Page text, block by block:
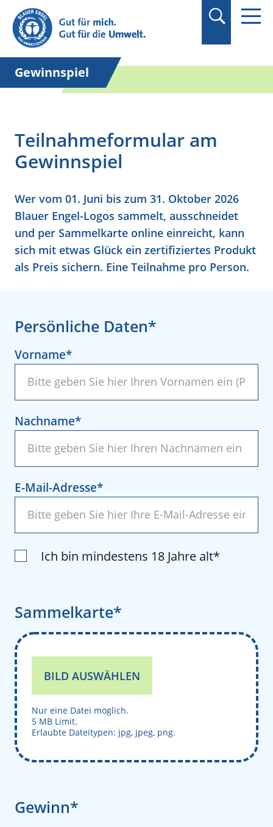
Suchbegriff in
Anführungszeichen
setzen.
Gewinnspiel
Teilnahmeformular am
Gewinnspiel
Wer vom 01. Juni bis zum 31. Oktober 2026
Blauer Engel-Logos sammelt, ausschneidet
und per Sammelkarte online einreicht, kann
sich mit etwas Glück ein zertifiziertes Produkt
als Preis sichern. Eine Teilnahme pro Person.
Persönliche Daten
Vorname
Nachname
E-Mail-Adresse
Ich bin mindestens 18 Jahre alt
Sammelkarte
BILD AUSWÄHLEN
Nur eine Datei möglich.
5 MB Limit.
Erlaubte Dateitypen: jpg, jpeg, png.
Gewinn